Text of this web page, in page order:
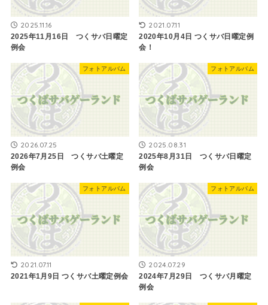
2025.11.16
2025年11月16日 つくサバ日曜定
例会
2021.07.11
2020年10月4日 つくサバ日曜定例
会​！
フォトアルバム
2026.07.25
2026年7月25日 つくサバ土曜定
例会
フォトアルバム
2025.08.31
2025年8月31日 つくサバ日曜定
例会
フォトアルバム
2021.07.11
2021年1月9日 つくサバ土曜定例会
フォトアルバム
2024.07.29
2024年7月29日 つくサバ月曜定
例会